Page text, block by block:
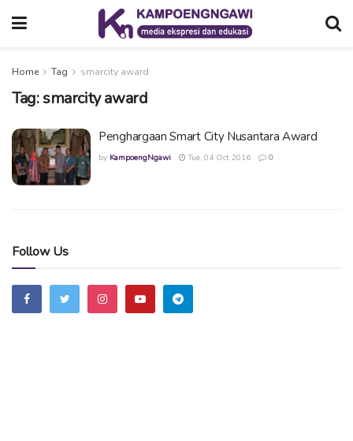
Home Tag smarcity award
Tag:smarcity award
Penghargaan Smart City Nusantara Award
by KampoengNgawi Tue, 04 Oct 2016 0
Follow Us